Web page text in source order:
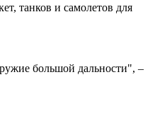
танков и самолетов для
большой дальности", –